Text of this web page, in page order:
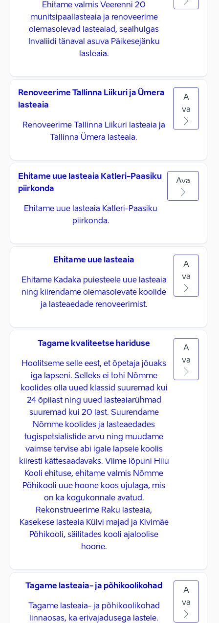
Ehitame valmis Veerenni 20
munitsipaallasteaia ja renoveerime
olemasolevad lasteaiad, sealhulgas
Invaliidi tänaval asuva Päikesejänku
lasteaia.
Renoveerime Tallinna Liikuri ja Ümera
lasteaia
Renoveerime Tallinna Liikuri lasteaia ja
Tallinna Ümera lasteaia.
A
va
Ehitame uue lasteaia Katleri-Paasiku
piirkonda
Ehitame uue lasteaia Katleri-Paasiku
piirkonda.
Ava
Ehitame uue lasteaia
Ehitame Kadaka puiesteele uue lasteaia
ning kiirendame olemasolevate koolide
ja lasteaedade renoveerimist.
A
va
Tagame kvaliteetse hariduse
Hoolitseme selle eest, et õpetaja jõuaks
iga lapseni. Selleks ei tohi Nõmme
koolides olla uued klassid suuremad kui
24 õpilast ning uued lasteaiarühmad
suuremad kui 20 last. Suurendame
Nõmme koolides ja lasteaedades
tugispetsialistide arvu ning muudame
vaimse tervise abi igale lapsele koolis
kiiresti kättesaadavaks. Viime lõpuni Hiiu
Kooli ehituse, ehitame valmis Nõmme
Põhikooli uue hoone koos ujulaga, mis
on ka kogukonnale avatud.
Rekonstrueerime Raku lasteaia,
Kasekese lasteaia Külvi majad ja Kivimäe
Põhikooli, säilitades kooli ajaloolise
hoone.
A
va
Tagame lasteaia- ja põhikoolikohad
Tagame lasteaia- ja põhikoolikohad
linnaosas, ka erivajadusega lastele.
A
va